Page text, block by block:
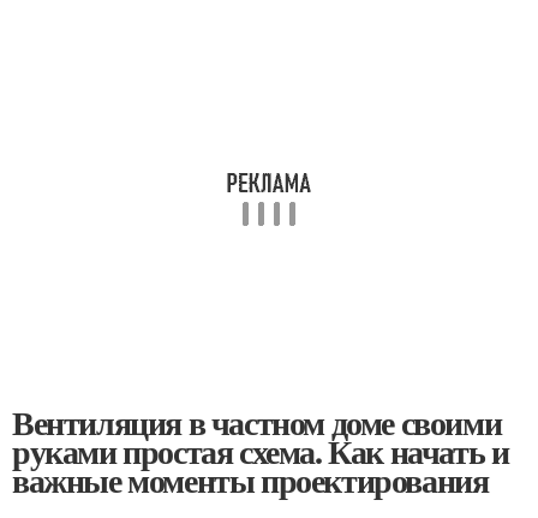
Вентиляция в частном доме своими
руками простая схема. Как начать и
важные моменты проектирования